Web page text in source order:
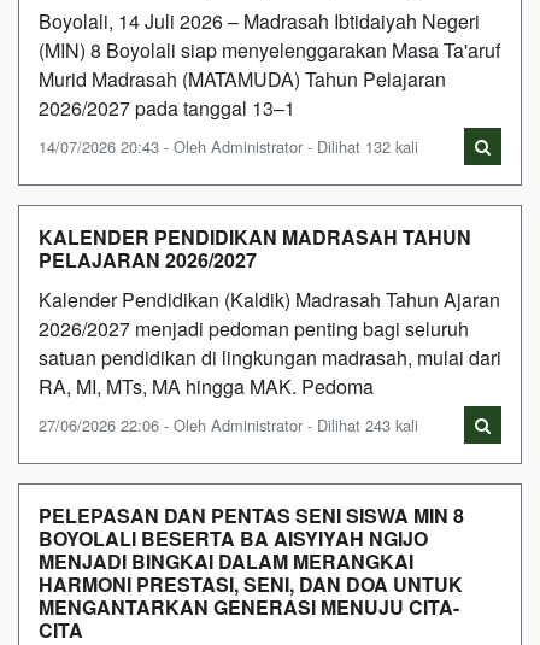
Boyolali, 14 Juli 2026 – Madrasah Ibtidaiyah Negeri
(MIN) 8 Boyolali siap menyelenggarakan Masa Ta'aruf
Murid Madrasah (MATAMUDA) Tahun Pelajaran
2026/2027 pada tanggal 13–1
14/07/2026 20:43 - Oleh Administrator - Dilihat 132 kali
KALENDER PENDIDIKAN MADRASAH TAHUN
PELAJARAN 2026/2027
Kalender Pendidikan (Kaldik) Madrasah Tahun Ajaran
2026/2027 menjadi pedoman penting bagi seluruh
satuan pendidikan di lingkungan madrasah, mulai dari
RA, MI, MTs, MA hingga MAK. Pedoma
27/06/2026 22:06 - Oleh Administrator - Dilihat 243 kali
PELEPASAN DAN PENTAS SENI SISWA MIN 8
BOYOLALI BESERTA BA AISYIYAH NGIJO
MENJADI BINGKAI DALAM MERANGKAI
HARMONI PRESTASI, SENI, DAN DOA UNTUK
MENGANTARKAN GENERASI MENUJU CITA-
CITA